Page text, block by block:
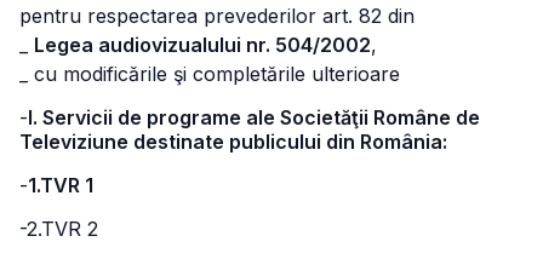
pentru respectarea prevederilor art. 82 din
Legea audiovizualului nr. 504/2002,
_ cu modificările şi completările ulterioare
-I. Servicii de programe ale Societăţii Române de
Televiziune destinate publicului din România:
-1.TVR 1
-2.TVR 2